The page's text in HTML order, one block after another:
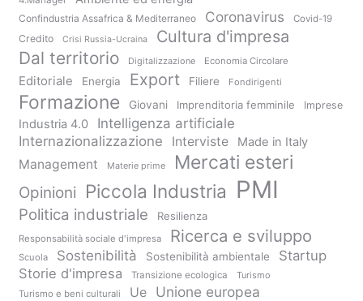
Confindustria Assafrica & Mediterraneo Coronavirus Covid-19
Credito Crisi Russia-Ucraina Cultura d'impresa
Dal territorio Digitalizzazione Economia Circolare
Editoriale Energia Export Filiere Fondirigenti
Formazione Giovani Imprenditoria femminile Imprese
Industria 4.0
Intelligenza artificiale
Internazionalizzazione
Interviste Made in Italy
Management Materie prime Mercati esteri
Opinioni Piccola Industria PMI
Politica industriale Resilienza
Responsabilità sociale d'impresa Ricerca e sviluppo
Scuola Sostenibilità Sostenibilità ambientale
Startup
Storie d'impresa
Transizione ecologica
Turismo
Turismo e beni culturali
Ue Unione europea